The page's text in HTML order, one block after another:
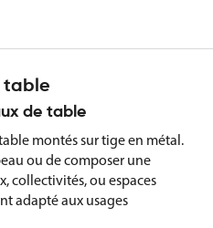
table
de table
montés sur tige en métal.
ou de composer une
collectivités, ou espaces
adapté aux usages